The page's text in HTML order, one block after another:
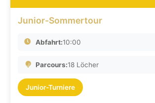
Junior-Sommertour
Abfahrt:10:00
Parcours:18 Löcher
Junior-Turniere